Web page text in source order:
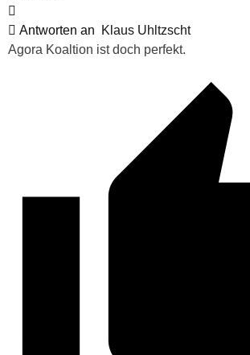
Antworten an
Klaus Uhltzscht
Agora Koaltion ist doch perfekt.